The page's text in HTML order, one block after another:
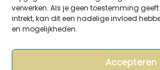
verwerken. Als je geen toestemming
intrekt, kan dit een nadelige invloed
en mogelijkheden.
Accepteren